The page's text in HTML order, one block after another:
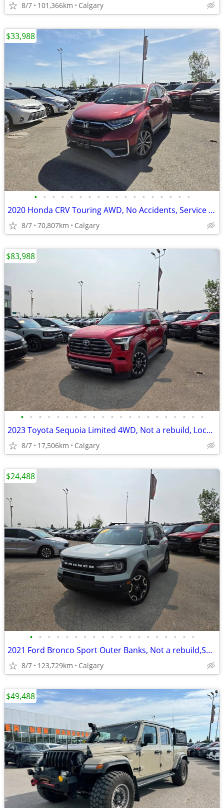
8/7 101,366km Calgary
• • • • • • • • • • • • • • • • • •
2020 Honda CRV Touring AWD, No Accidents, Service History #11172
8/7 70,807km Calgary
$33,988
• • • • • • • • • • • • • • • • • • • • •
2023 Toyota Sequoia Limited 4WD, Not a rebuild, Local Unit #260715A
8/7 17,506km Calgary
$83,988
• • • • • • • • • • • • • • • • • • •
2021 Ford Bronco Sport Outer Banks, Not a rebuild,Service Histoy#11175
8/7 123,729km Calgary
$24,488
$49,488